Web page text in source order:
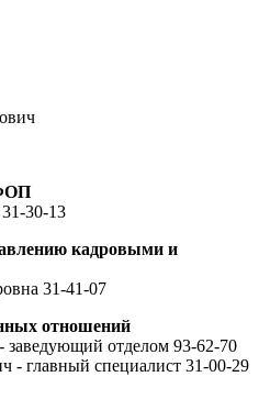
30-13
кадровыми и
31-41-07
отношений
заведующий отделом 93-62-70
- главный специалист 31-00-29